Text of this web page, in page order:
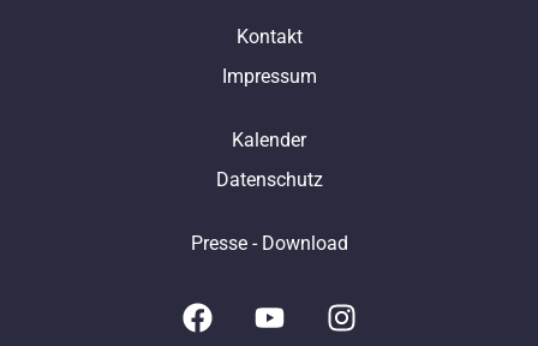
Kontakt
Impressum
Kalender
Datenschutz
Presse - Download